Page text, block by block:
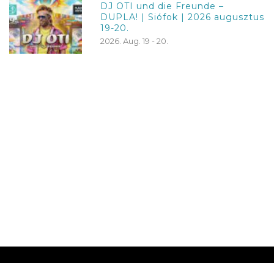
DJ OTI und die Freunde –
DUPLA! | Siófok | 2026 augusztus
19-20.
2026. Aug. 19 - 20.